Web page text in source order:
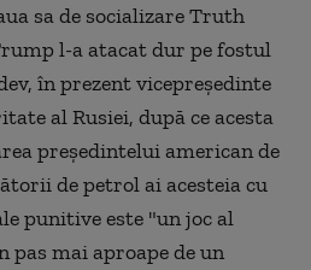
sa de socializare Truth
l-a atacat dur pe fostul
în prezent vicepreşedinte
al Rusiei, după ce acesta
preşedintelui american de
de petrol ai acesteia cu
punitive este "un joc al
mai aproape de un